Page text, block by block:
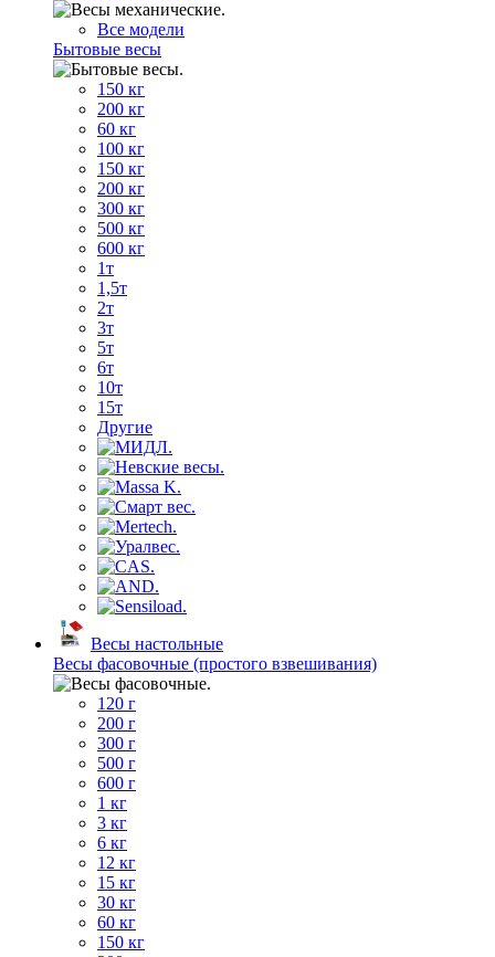
Все модели
Бытовые весы
150 кг
200 кг
60 кг
100 кг
150 кг
200 кг
300 кг
500 кг
600 кг
1т
1,5т
2т
3т
5т
6т
10т
15т
Другие
Весы настольные
Весы фасовочные (простого взвешивания)
120 г
200 г
300 г
500 г
600 г
1 кг
3 кг
6 кг
12 кг
15 кг
30 кг
60 кг
150 кг